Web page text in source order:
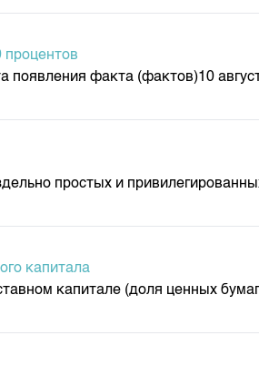
аукционов ГЦБ
аукционов пофакта (фактов)10
простых и
капитала
капитале (доля ценных